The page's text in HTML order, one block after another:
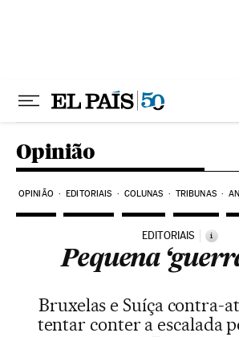
Opinião
OPINIÃO EDITORIAIS COLUNAS TRIBUNAS
EDITORIAIS i
Pequena
Bruxelas e Suíça contra-
tentar conter a escalada